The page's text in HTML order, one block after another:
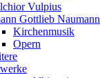
Vulpius
Gottlieb Naumann
Kirchenmusik
Opern